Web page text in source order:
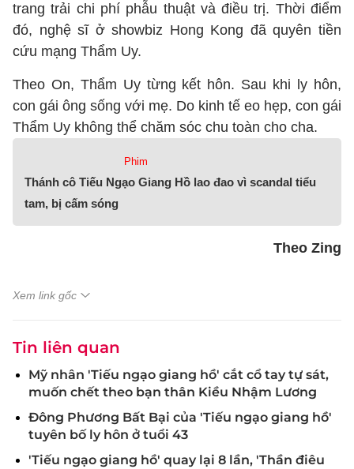
trang trải chi phí phẫu thuật và điều trị. Thời điểm
đó, nghệ sĩ ở showbiz Hong Kong đã quyên tiền
cứu mạng Thẩm Uy.
Theo On, Thẩm Uy từng kết hôn. Sau khi ly hôn,
con gái ông sống với mẹ. Do kinh tế eo hẹp, con gái
Thẩm Uy không thể chăm sóc chu toàn cho cha.
Phim
Thánh cô Tiếu Ngạo Giang Hồ lao đao vì scandal tiểu
tam, bị cấm sóng
Theo Zing
Xem link gốc
Tin liên quan
Mỹ nhân 'Tiếu ngạo giang hồ' cắt cổ tay tự sát,
muốn chết theo bạn thân Kiều Nhậm Lương
Đông Phương Bất Bại của 'Tiếu ngạo giang hồ'
tuyên bố ly hôn ở tuổi 43
'Tiếu ngạo giang hồ' quay lại 8 lần, 'Thần điêu